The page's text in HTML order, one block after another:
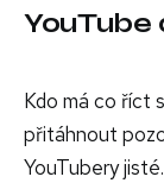
YouTube
Kdo má co říct
přitáhnout
YouTubery